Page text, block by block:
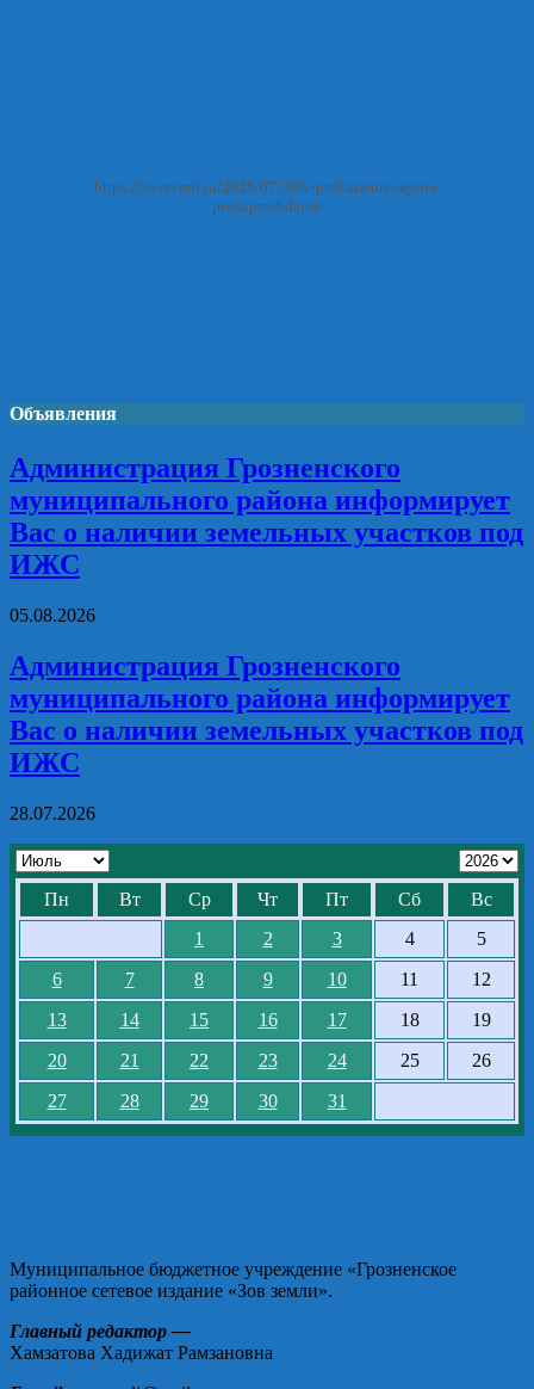
https://zovzemli.ru/2025/07/30/v-prokurature-rajona-
preduprezhdajut/
Объявления
Администрация Грозненского
муниципального района информирует
Вас о наличии земельных участков под
ИЖС
05.08.2026
Администрация Грозненского
муниципального района информирует
Вас о наличии земельных участков под
ИЖС
28.07.2026
Пн Вт Ср Чт Пт Сб
Вс
1
2 3 4
5
6
7 8 9 10 11
12
13
14 15 16 17 18
19
20
21 22 23 24 25
26
27
28 29 30 31
Муниципальное бюджетное учреждение «Грозненское
районное сетевое издание «Зов земли».
Главный редактор —
Хамзатова Хадижат Рамзановна